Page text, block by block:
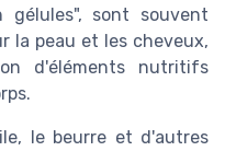
gélules", sont souvent
la peau et les cheveux,
d'éléments nutritifs
le beurre et d'autres